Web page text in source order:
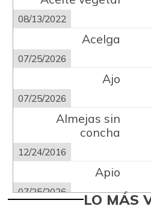
08/13/2022
Acelga
07/25/2026
Ajo
07/25/2026
Almejas sin
concha
12/24/2016
Apio
07/25/2026 LO MÁS